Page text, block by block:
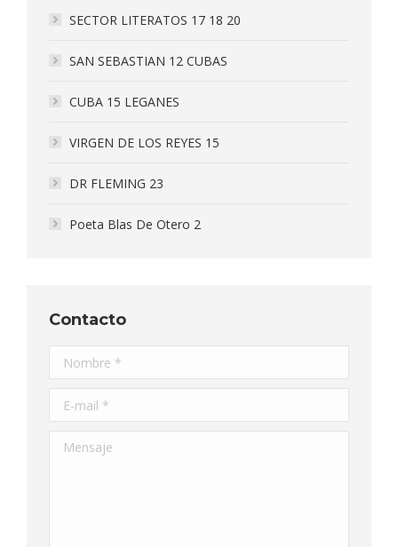
SECTOR LITERATOS 17 18 20
SAN SEBASTIAN 12 CUBAS
CUBA 15 LEGANES
VIRGEN DE LOS REYES 15
DR FLEMING 23
Poeta Blas De Otero 2
Contacto
Nombre *
E-mail *
Mensaje